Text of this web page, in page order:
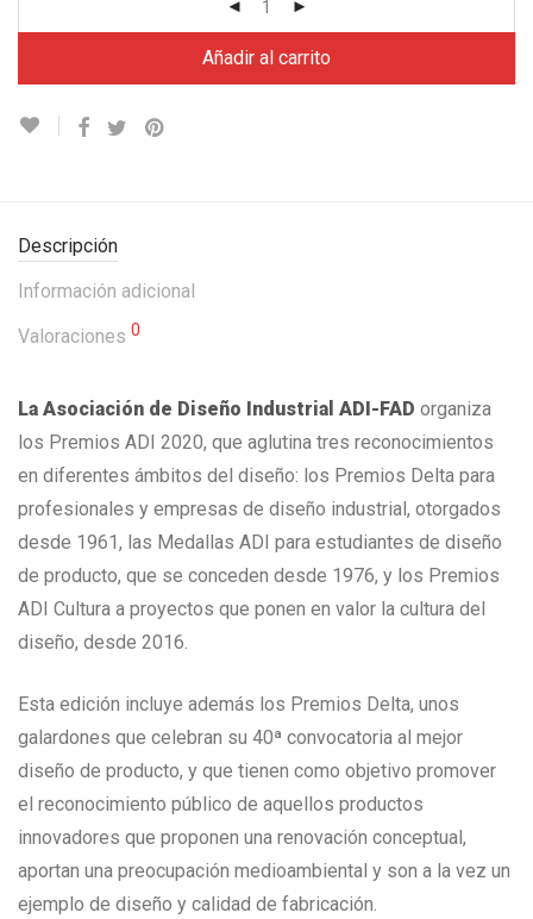
Añadir al carrito
Descripción
Información adicional
Valoraciones 0
La Asociación de Diseño Industrial ADI-FAD organiza
los Premios ADI 2020, que aglutina tres reconocimientos
en diferentes ámbitos del diseño: los Premios Delta para
profesionales y empresas de diseño industrial, otorgados
desde 1961, las Medallas ADI para estudiantes de diseño
de producto, que se conceden desde 1976, y los Premios
ADI Cultura a proyectos que ponen en valor la cultura del
diseño, desde 2016.
Esta edición incluye además los Premios Delta, unos
galardones que celebran su 40ª convocatoria al mejor
diseño de producto, y que tienen como objetivo promover
el reconocimiento público de aquellos productos
innovadores que proponen una renovación conceptual,
aportan una preocupación medioambiental y son a la vez un
ejemplo de diseño y calidad de fabricación.